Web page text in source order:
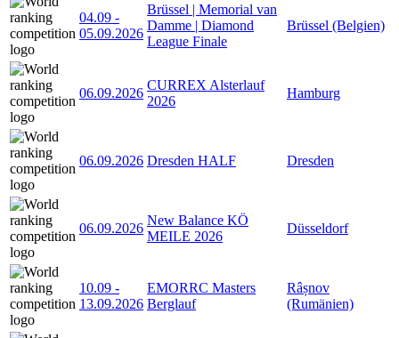
04.09 -
05.09.2026
Brüssel | Memorial van
Damme | Diamond
League Finale
Brüssel (Belgien)
06.09.2026
CURREX Alsterlauf
2026
Hamburg
06.09.2026 Dresden HALF Dresden
06.09.2026
New Balance KÖ
MEILE 2026
Düsseldorf
10.09 -
13.09.2026
EMORRC Masters
Berglauf
Râșnov
(Rumänien)